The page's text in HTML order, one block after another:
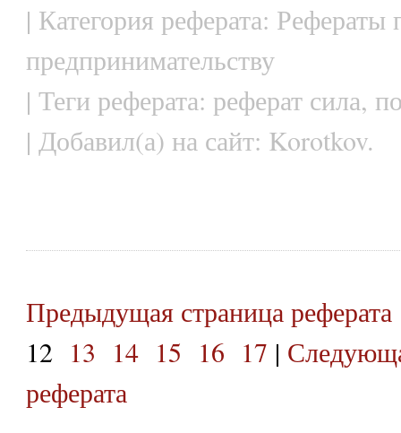
| Категория реферата: Рефераты
предпринимательству
| Теги реферата: реферат сила,
| Добавил(а) на сайт: Korotkov.
Предыдущая страница реферата
12 13 14 15 16 17 |
реферата